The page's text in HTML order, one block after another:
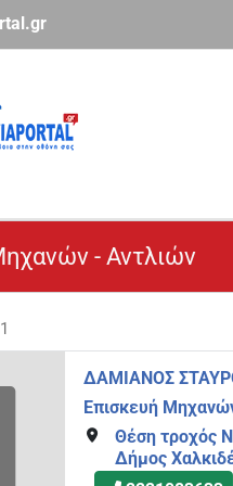
- Αντλιών
ΔΑΜΙΑΝΟΣ
Επισκευή
Θέση τροχός
Δήμος